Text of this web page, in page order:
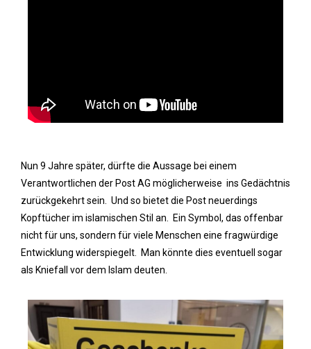
Nun 9 Jahre später, dürfte die Aussage bei einem
Verantwortlichen der Post AG möglicherweise ins Gedächtnis
zurückgekehrt sein. Und so bietet die Post neuerdings
Kopftücher im islamischen Stil an. Ein Symbol, das offenbar
nicht für uns, sondern für viele Menschen eine fragwürdige
Entwicklung widerspiegelt. Man könnte dies eventuell sogar
als Kniefall vor dem Islam deuten.